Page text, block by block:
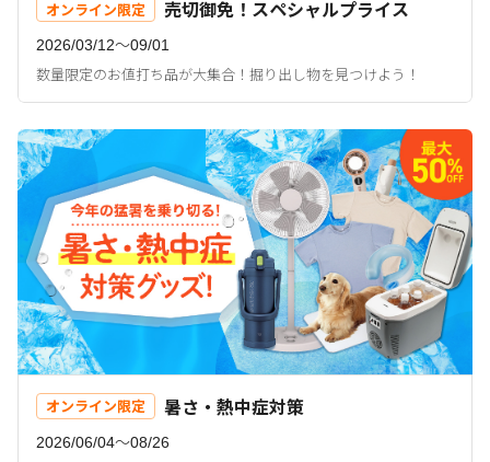
オンライン限定 売切御免！スペシャルプライス
2026/03/12〜09/01
数量限定のお値打ち品が大集合！掘り出し物を見つけよう！
オンライン限定 暑さ・熱中症対策
2026/06/04〜08/26